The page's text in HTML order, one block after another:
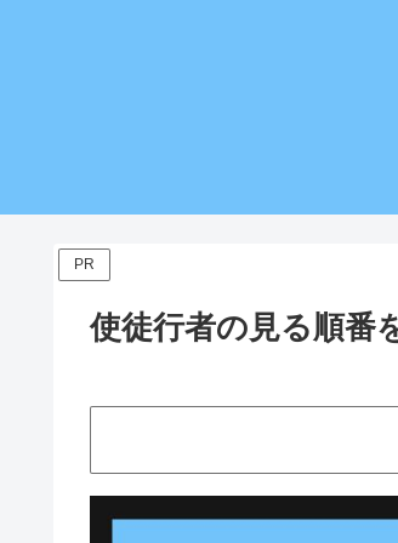
PR
使徒行者の見る順番